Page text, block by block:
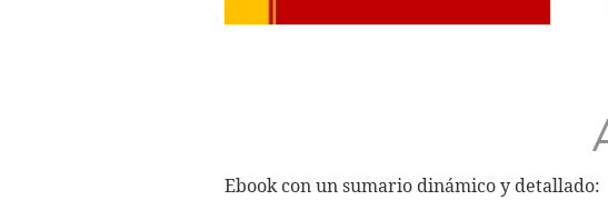
Ebook con un sumario dinámico y detallado: